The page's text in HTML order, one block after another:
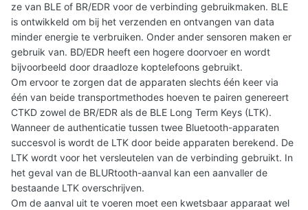
ze van BLE of BR/EDR voor de verbinding gebruikmaken. BLE
is ontwikkeld om bij het verzenden en ontvangen van data
minder energie te verbruiken. Onder ander sensoren maken er
gebruik van. BD/EDR heeft een hogere doorvoer en wordt
bijvoorbeeld door draadloze koptelefoons gebruikt.
Om ervoor te zorgen dat de apparaten slechts één keer via
één van beide transportmethodes hoeven te pairen genereert
CTKD zowel de BR/EDR als de BLE Long Term Keys (LTK).
Wanneer de authenticatie tussen twee Bluetooth-apparaten
succesvol is wordt de LTK door beide apparaten berekend. De
LTK wordt voor het versleutelen van de verbinding gebruikt. In
het geval van de BLURtooth-aanval kan een aanvaller de
bestaande LTK overschrijven.
Om de aanval uit te voeren moet een kwetsbaar apparaat wel